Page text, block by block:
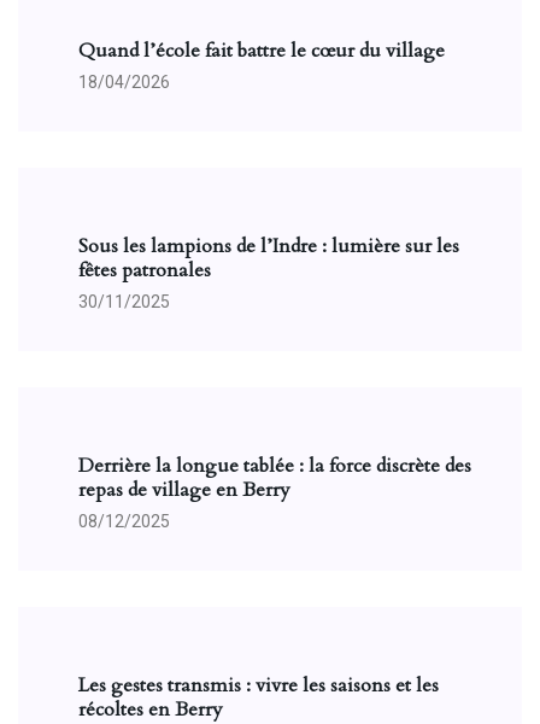
Quand l’école fait battre le cœur du village
18/04/2026
Sous les lampions de l’Indre : lumière sur les
fêtes patronales
30/11/2025
Derrière la longue tablée : la force discrète des
repas de village en Berry
08/12/2025
Les gestes transmis : vivre les saisons et les
récoltes en Berry